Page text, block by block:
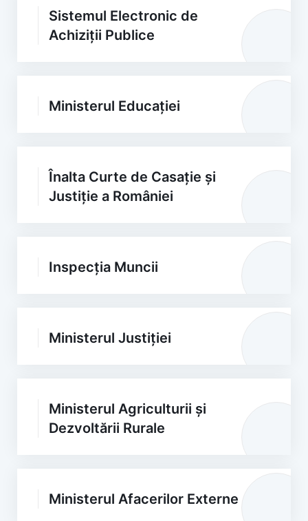
Sistemul Electronic de
Achiziții Publice
Ministerul Educației
Înalta Curte de Casație și
Justiție a României
Inspecția Muncii
Ministerul Justiției
Ministerul Agriculturii și
Dezvoltării Rurale
Ministerul Afacerilor Externe